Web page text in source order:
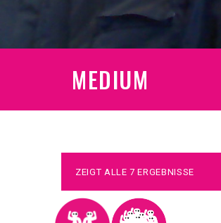
MEDIUM
ZEIGT ALLE 7 ERGEBNISSE